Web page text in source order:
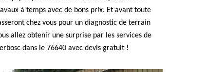
à temps avec de bons prix. Et avant toute
chez vous pour un diagnostic de terrain
allez obtenir une surprise par les services de
dans le 76640 avec devis gratuit !